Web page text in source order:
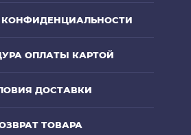
КОНФИДЕНЦИАЛЬНОСТИ
ОПЛАТЫ КАРТОЙ
ДОСТАВКИ
ТОВАРА